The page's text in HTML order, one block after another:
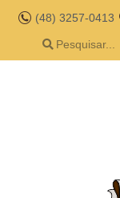
(48) 3257-0413